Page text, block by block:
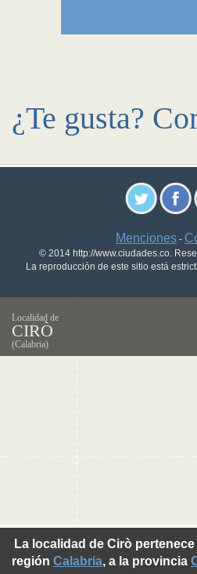
¿Te gusta?
Menciones -
© 2014 http://www.ciudades.co.
La reproducción de este sitio está
Localidad de
CIRÒ
(Calabria)
La localidad de Cirò
región Calabria, a la provincia